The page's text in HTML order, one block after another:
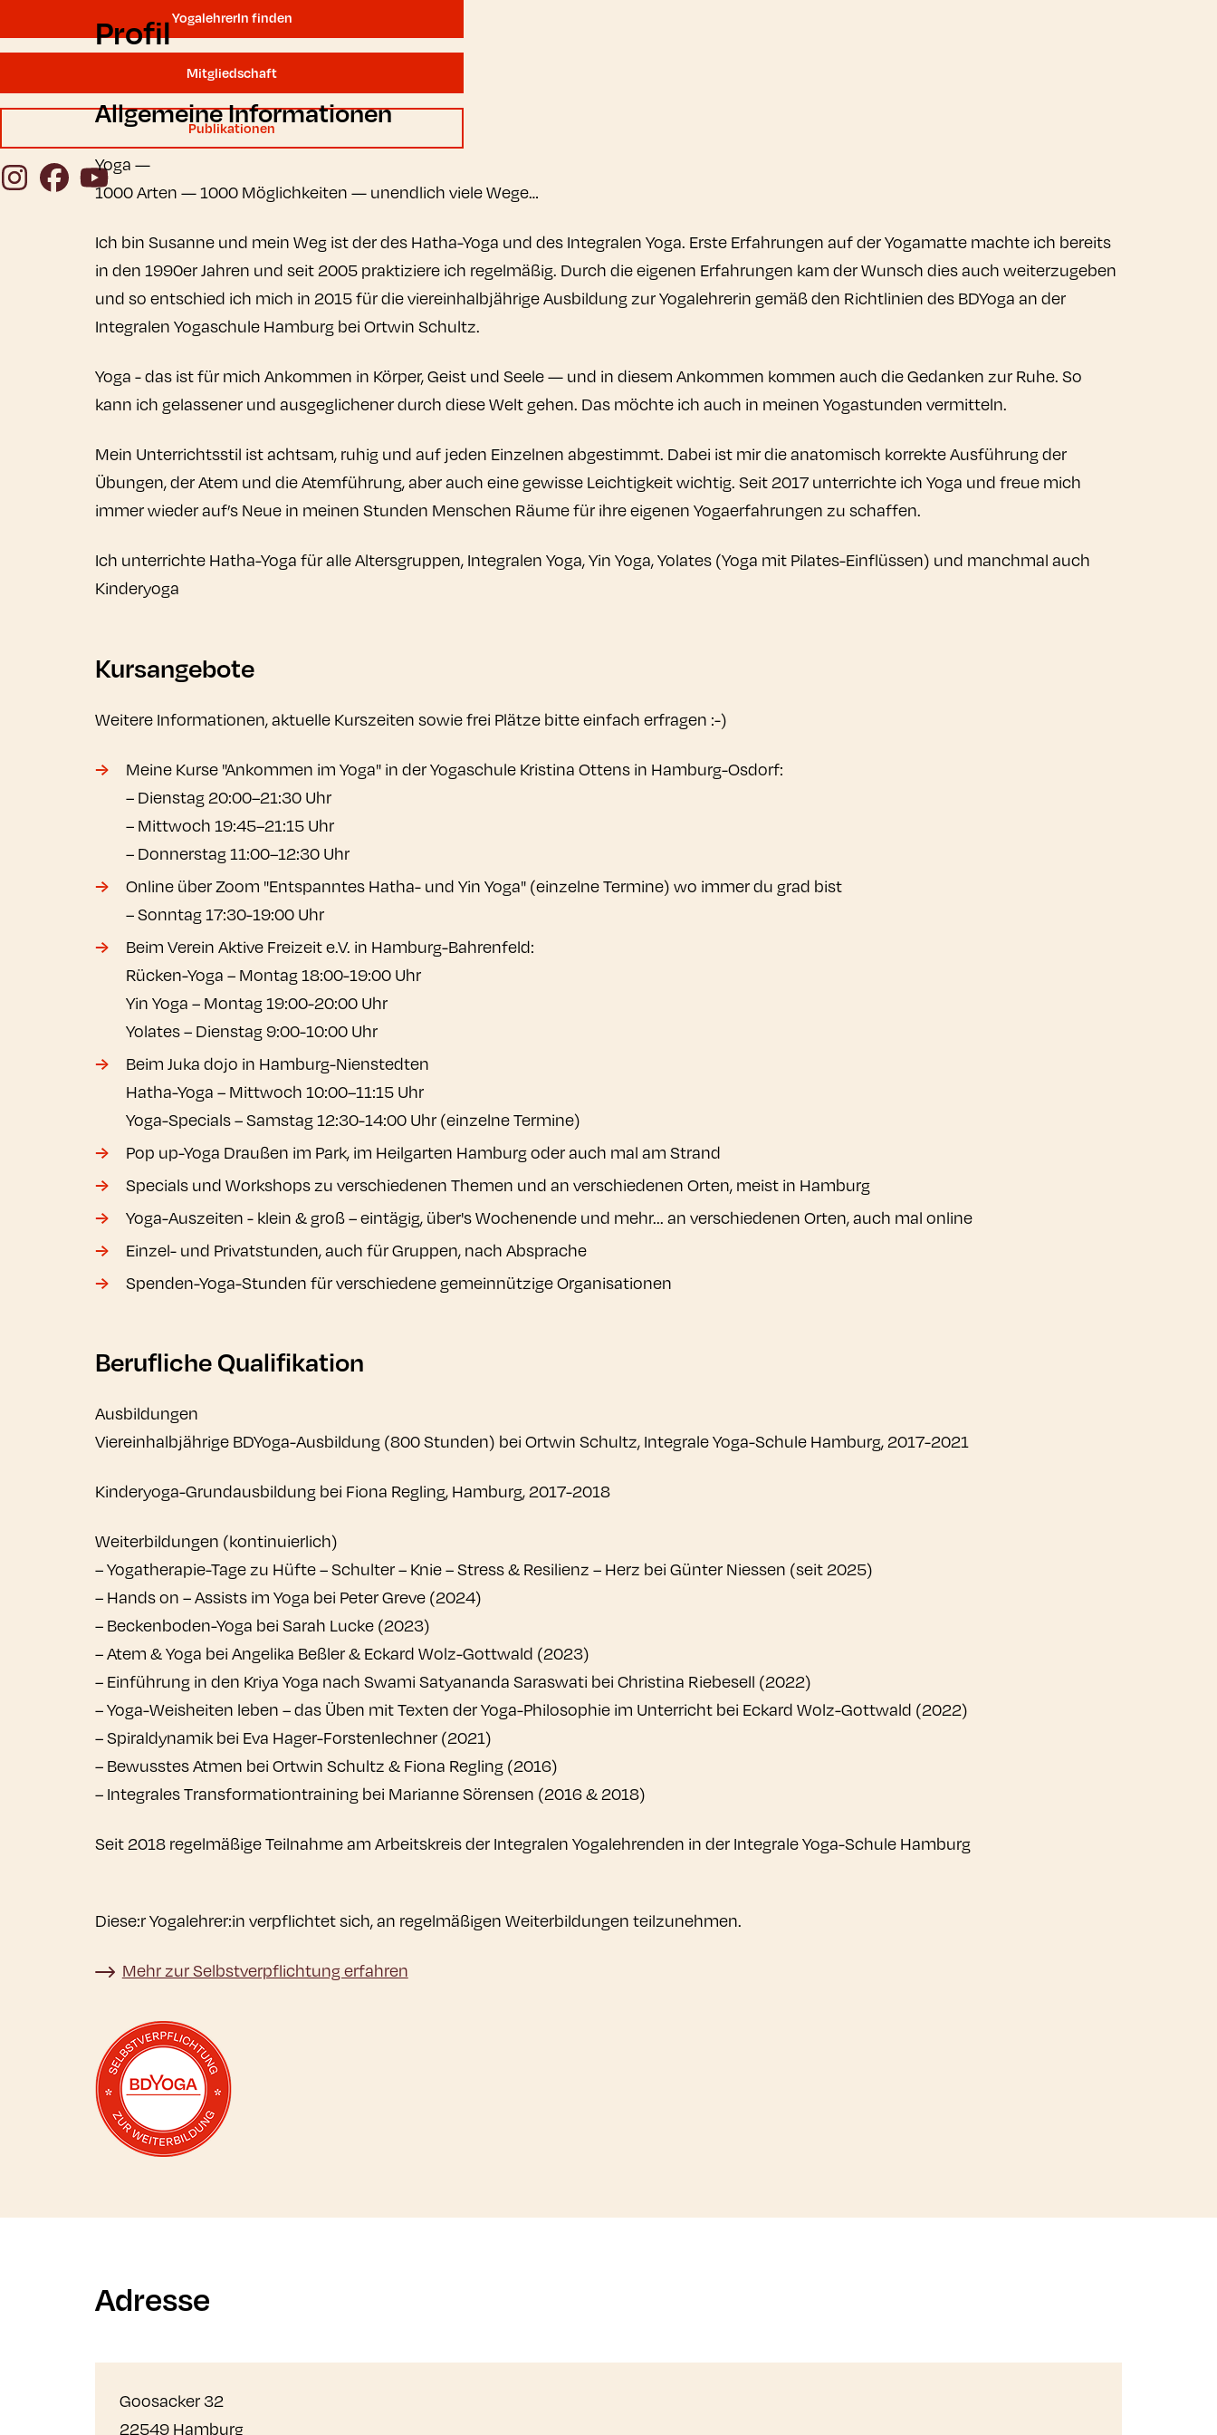
YogalehrerIn finden
Mitgliedschaft
Publikationen
InstagramFacebookYouTube
Profil
Allgemeine Informationen
Yoga —
1000 Arten — 1000 Möglichkeiten — unendlich viele Wege…
Ich bin Susanne und mein Weg ist der des Hatha-Yoga und des Integralen Yoga. Erste Erfahrungen auf der Yogamatte machte ich bereits
in den 1990er Jahren und seit 2005 praktiziere ich regelmäßig. Durch die eigenen Erfahrungen kam der Wunsch dies auch weiterzugeben
und so entschied ich mich in 2015 für die viereinhalbjährige Ausbildung zur Yogalehrerin gemäß den Richtlinien des BDYoga an der
Integralen Yogaschule Hamburg bei Ortwin Schultz.
Yoga - das ist für mich Ankommen in Körper, Geist und Seele — und in diesem Ankommen kommen auch die Gedanken zur Ruhe. So
kann ich gelassener und ausgeglichener durch diese Welt gehen. Das möchte ich auch in meinen Yogastunden vermitteln.
Mein Unterrichtsstil ist achtsam, ruhig und auf jeden Einzelnen abgestimmt. Dabei ist mir die anatomisch korrekte Ausführung der
Übungen, der Atem und die Atemführung, aber auch eine gewisse Leichtigkeit wichtig. Seit 2017 unterrichte ich Yoga und freue mich
immer wieder auf’s Neue in meinen Stunden Menschen Räume für ihre eigenen Yogaerfahrungen zu schaffen.
Ich unterrichte Hatha-Yoga für alle Altersgruppen, Integralen Yoga, Yin Yoga, Yolates (Yoga mit Pilates-Einflüssen) und manchmal auch
Kinderyoga
Kursangebote
Weitere Informationen, aktuelle Kurszeiten sowie frei Plätze bitte einfach erfragen :-)
Meine Kurse "Ankommen im Yoga" in der Yogaschule Kristina Ottens in Hamburg-Osdorf:
– Dienstag 20:00–21:30 Uhr
– Mittwoch 19:45–21:15 Uhr
– Donnerstag 11:00–12:30 Uhr
Online über Zoom "Entspanntes Hatha- und Yin Yoga" (einzelne Termine) wo immer du grad bist
– Sonntag 17:30-19:00 Uhr
Beim Verein Aktive Freizeit e.V. in Hamburg-Bahrenfeld:
Rücken-Yoga – Montag 18:00-19:00 Uhr
Yin Yoga – Montag 19:00-20:00 Uhr
Yolates – Dienstag 9:00-10:00 Uhr
Beim Juka dojo in Hamburg-Nienstedten
Hatha-Yoga – Mittwoch 10:00–11:15 Uhr
Yoga-Specials – Samstag 12:30-14:00 Uhr (einzelne Termine)
Pop up-Yoga Draußen im Park, im Heilgarten Hamburg oder auch mal am Strand
Specials und Workshops zu verschiedenen Themen und an verschiedenen Orten, meist in Hamburg
Yoga-Auszeiten - klein & groß – eintägig, über's Wochenende und mehr... an verschiedenen Orten, auch mal online
Einzel- und Privatstunden, auch für Gruppen, nach Absprache
Spenden-Yoga-Stunden für verschiedene gemeinnützige Organisationen
Berufliche Qualifikation
Ausbildungen
Viereinhalbjährige BDYoga-Ausbildung (800 Stunden) bei Ortwin Schultz, Integrale Yoga-Schule Hamburg, 2017-2021
Kinderyoga-Grundausbildung bei Fiona Regling, Hamburg, 2017-2018
Weiterbildungen (kontinuierlich)
– Yogatherapie-Tage zu Hüfte – Schulter – Knie – Stress & Resilienz – Herz bei Günter Niessen (seit 2025)
– Hands on – Assists im Yoga bei Peter Greve (2024)
– Beckenboden-Yoga bei Sarah Lucke (2023)
– Atem & Yoga bei Angelika Beßler & Eckard Wolz-Gottwald (2023)
– Einführung in den Kriya Yoga nach Swami Satyananda Saraswati bei Christina Riebesell (2022)
– Yoga-Weisheiten leben – das Üben mit Texten der Yoga-Philosophie im Unterricht bei Eckard Wolz-Gottwald (2022)
– Spiraldynamik bei Eva Hager-Forstenlechner (2021)
– Bewusstes Atmen bei Ortwin Schultz & Fiona Regling (2016)
– Integrales Transformationtraining bei Marianne Sörensen (2016 & 2018)
Seit 2018 regelmäßige Teilnahme am Arbeitskreis der Integralen Yogalehrenden in der Integrale Yoga-Schule Hamburg
Diese:r Yogalehrer:in verpflichtet sich, an regelmäßigen Weiterbildungen teilzunehmen.
Mehr zur Selbstverpflichtung erfahren
Mehr zur Selbstverpflichtung erfahren
Adresse
Goosacker 32
22549 Hamburg